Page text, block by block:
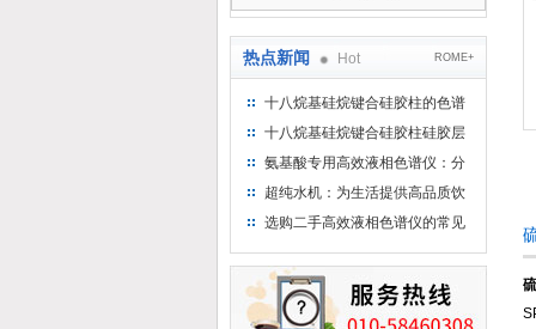
热点新闻 Hot ROME+
十八烷基硅烷键合硅胶柱的色谱
方法浅述
十八烷基硅烷键合硅胶柱硅胶层
析时如何装柱
氨基酸专用高效液相色谱仪：分
析氨基酸的仪器
超纯水机：为生活提供高品质饮
用水
选购二手高效液相色谱仪的常见